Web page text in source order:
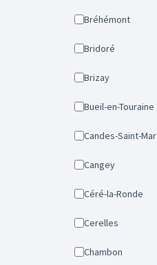
Bréhémont
Bridoré
Brizay
Bueil-en-Touraine
Candes-Saint-
Cangey
Céré-la-Ronde
Cerelles
Chambon